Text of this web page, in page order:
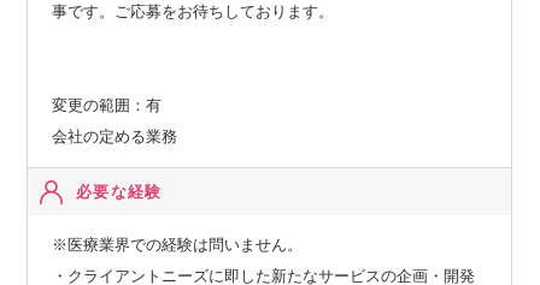
事です。ご応募をお待ちしております。
変更の範囲：有
会社の定める業務
必要な経験
※医療業界での経験は問いません。
・クライアントニーズに即した新たなサービスの企画・開発